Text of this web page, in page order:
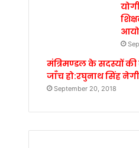
मंत्रिमण्डल के सदस्यों की
जाँच हो:रघुनाथ सिंह नेगी
September 20, 2018